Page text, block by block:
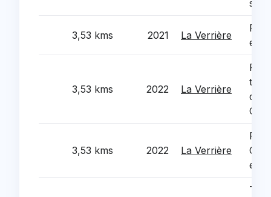
3,53 kms 2021 La Verrière
3,53 kms 2022 La Verrière
du
3,53 kms 2022 La Verrière
et